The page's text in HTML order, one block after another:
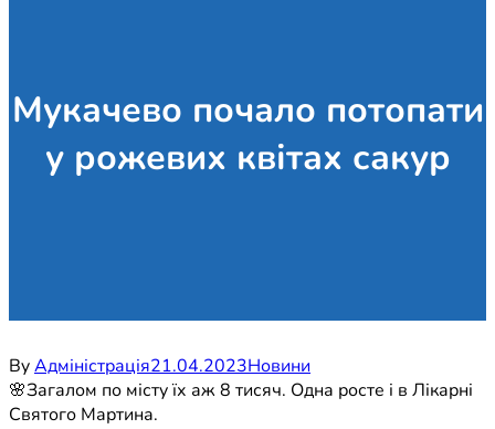
Мукачево почало потопати
у рожевих квітах сакур
ByАдміністрація21.04.2023Новини
🌸Загалом по місту їх аж 8 тисяч. Одна росте і в Лікарні
Святого Мартина.